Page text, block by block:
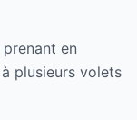
en
plusieurs volets